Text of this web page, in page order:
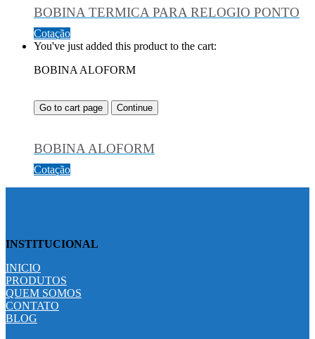
BOBINA TERMICA PARA RELOGIO PONTO
Cotação
You've just added this product to the cart:
BOBINA ALOFORM
Go to cart page Continue
BOBINA ALOFORM
Cotação
INSTITUCIONAL
INICIO
PRODUTOS
QUEM SOMOS
CONTATO
BLOG